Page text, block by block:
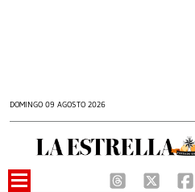
DOMINGO 09 AGOSTO 2026